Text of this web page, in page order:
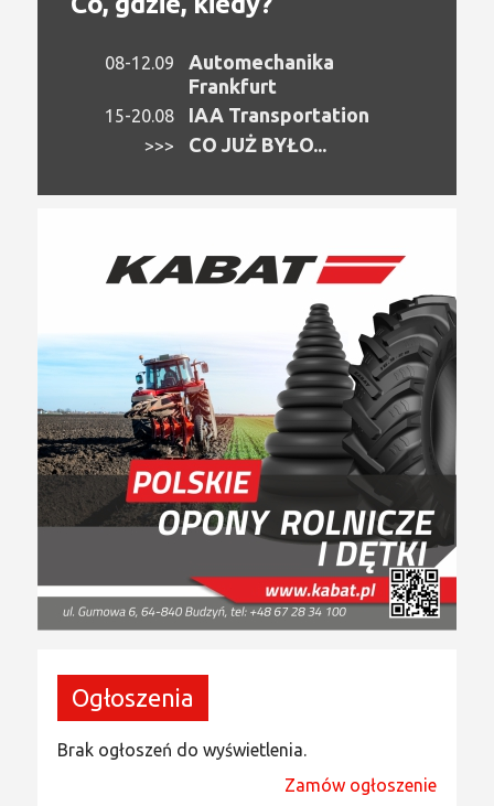
08-12.09
Automechanika
Frankfurt
15-20.08 IAA Transportation
>>> CO JUŻ BYŁO...
Ogłoszenia
Brak ogłoszeń do wyświetlenia.
Zamów ogłoszenie